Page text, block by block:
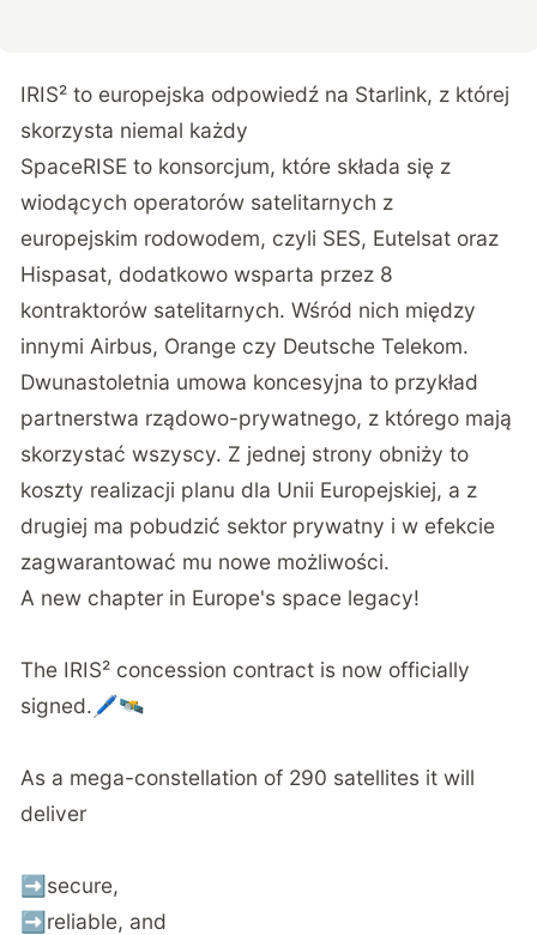
IRIS² to europejska odpowiedź na Starlink, z której
skorzysta niemal każdy
SpaceRISE to konsorcjum, które składa się z
wiodących operatorów satelitarnych z
europejskim rodowodem, czyli SES, Eutelsat oraz
Hispasat, dodatkowo wsparta przez 8
kontraktorów satelitarnych. Wśród nich między
innymi Airbus, Orange czy Deutsche Telekom.
Dwunastoletnia umowa koncesyjna to przykład
partnerstwa rządowo-prywatnego, z którego mają
skorzystać wszyscy. Z jednej strony obniży to
koszty realizacji planu dla Unii Europejskiej, a z
drugiej ma pobudzić sektor prywatny i w efekcie
zagwarantować mu nowe możliwości.
A new chapter in Europe's space legacy!
The IRIS² concession contract is now officially
signed.🖊️🛰️
As a mega-constellation of 290 satellites it will
deliver
➡️secure,
➡️reliable, and